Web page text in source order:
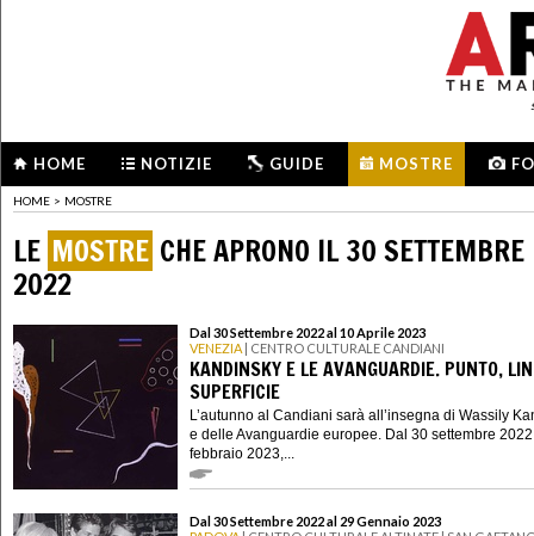
HOME NOTIZIE GUIDE MOSTRE
HOME > MOSTRE
LE MOSTRE CHE APRONO IL 30 SETTEMBRE
2022
Dal 30 Settembre 2022 al 10 Aprile 2023
VENEZIA | CENTRO CULTURALE CANDIANI
KANDINSKY E LE AVANGUARDIE. PUNTO,
SUPERFICIE
L’autunno al Candiani sarà all’insegna di Wassily
e delle Avanguardie europee. Dal 30 settembre
febbraio 2023,...
Dal 30 Settembre 2022 al 29 Gennaio 2023